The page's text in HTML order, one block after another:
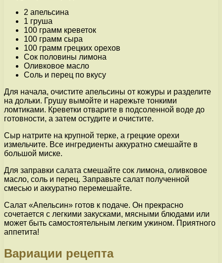
2 апельсина
1 груша
100 грамм креветок
100 грамм сыра
100 грамм грецких орехов
Сок половины лимона
Оливковое масло
Соль и перец по вкусу
Для начала, очистите апельсины от кожуры и разделите
на дольки. Грушу вымойте и нарежьте тонкими
ломтиками. Креветки отварите в подсоленной воде до
готовности, а затем остудите и очистите.
Сыр натрите на крупной терке, а грецкие орехи
измельчите. Все ингредиенты аккуратно смешайте в
большой миске.
Для заправки салата смешайте сок лимона, оливковое
масло, соль и перец. Заправьте салат полученной
смесью и аккуратно перемешайте.
Салат «Апельсин» готов к подаче. Он прекрасно
сочетается с легкими закусками, мясными блюдами или
может быть самостоятельным легким ужином. Приятного
аппетита!
Вариации рецепта